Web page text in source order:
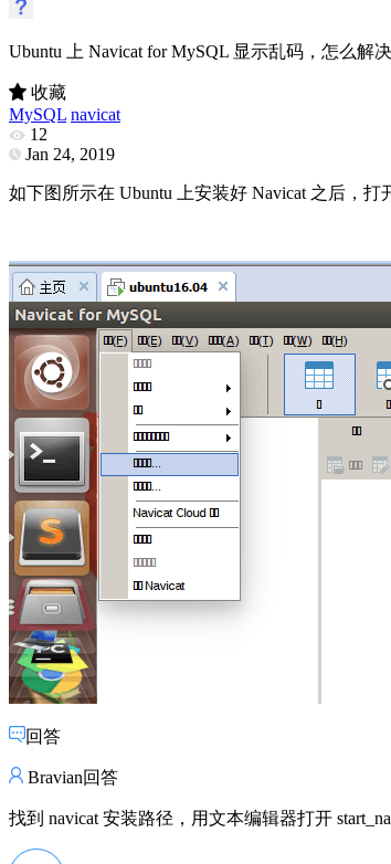
Ubuntu 上 Navicat for MySQL 显示乱码，怎么解决
收藏
MySQL navicat
12
Jan 24, 2019
如下图所示在 Ubuntu 上安装好 Navicat 之后，
回答
Bravian回答
找到 navicat 安装路径，用文本编辑器打开